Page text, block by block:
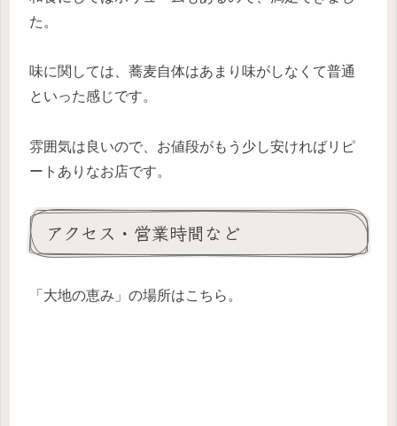
た。
味に関しては、蕎麦自体はあまり味がしなくて普通
といった感じです。
雰囲気は良いので、お値段がもう少し安ければリピ
ートありなお店です。
アクセス・営業時間など
「大地の恵み」の場所はこちら。